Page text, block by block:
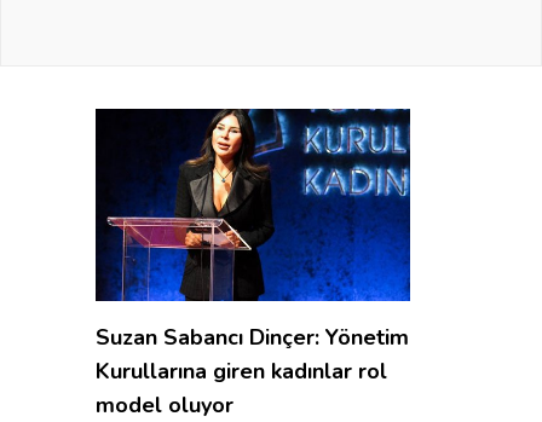
Suzan Sabancı Dinçer: Yönetim
Kurullarına giren kadınlar rol
model oluyor